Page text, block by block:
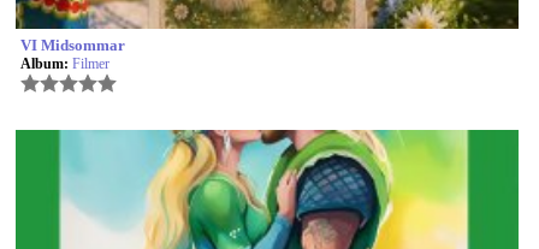
VI Midsommar
Album: Filmer